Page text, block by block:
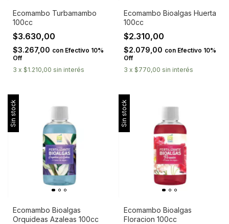
Ecomambo Turbamambo
100cc
$3.630,00
$3.267,00 con Efectivo 10%
Off
3 x $1.210,00 sin interés
Ecomambo Bioalgas Huerta
100cc
$2.310,00
$2.079,00 con Efectivo 10%
Off
3 x $770,00 sin interés
Sin stock
Ecomambo Bioalgas
Orquideas Azaleas 100cc
Sin stock
Ecomambo Bioalgas
Floracion 100cc